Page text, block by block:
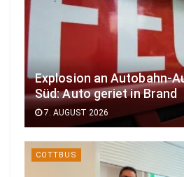
Explosion an Autobahn-
Süd: Auto geriet in Brand
7. AUGUST 2026
COTTBUS